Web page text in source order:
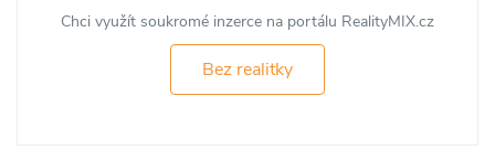
Chci využít soukromé inzerce na portálu RealityMIX.cz
Bez realitky